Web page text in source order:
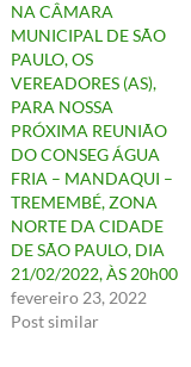
NA CÂMARA
MUNICIPAL DE SÃO
PAULO, OS
VEREADORES (AS),
PARA NOSSA
PRÓXIMA REUNIÃO
DO CONSEG ÁGUA
FRIA – MANDAQUI –
TREMEMBÉ, ZONA
NORTE DA CIDADE
DE SÃO PAULO, DIA
21/02/2022, ÀS 20h00
fevereiro 23, 2022
Post similar